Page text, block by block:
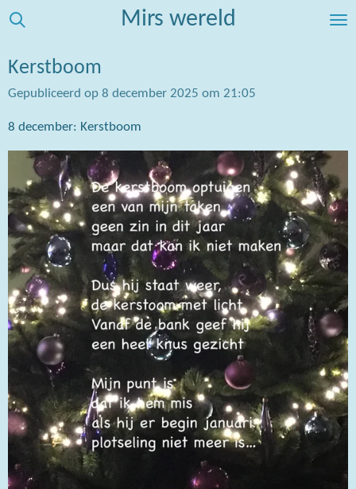
Ga
naar
de
hoofdinhoud
Mirs wereld
Kerstboom
Gepubliceerd op 8 december 2025 om 21:05
8 december: Kerstboom